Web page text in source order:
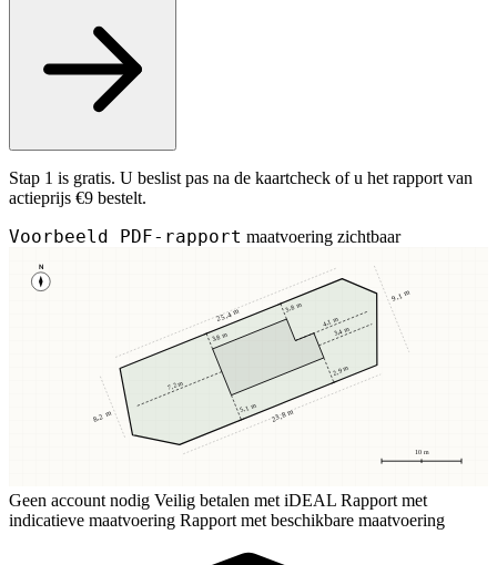
Stap 1 is gratis. U beslist pas na de kaartcheck of u het rapport van
actieprijs €9 bestelt.
Voorbeeld PDF-rapport maatvoering zichtbaar
N
10 m
3,8 m
3,8 m
5,1 m
2,9 m
7,2 m
3,4 m
4,1 m
25,4 m
23,8 m
8,2 m
9,1 m
Geen account nodig Veilig betalen met iDEAL Rapport met
indicatieve maatvoering Rapport met beschikbare maatvoering